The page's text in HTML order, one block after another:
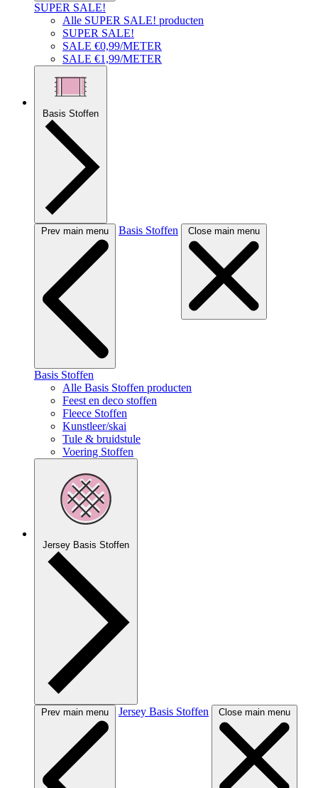
SUPER SALE!
Alle SUPER SALE! producten
SUPER SALE!
SALE €0,99/METER
SALE €1,99/METER
Basis Stoffen
Prev main menu Basis Stoffen Close main menu
Basis Stoffen
Alle Basis Stoffen producten
Feest en deco stoffen
Fleece Stoffen
Kunstleer/skai
Tule & bruidstule
Voering Stoffen
Jersey Basis Stoffen
Prev main menu Jersey Basis Stoffen Close main menu